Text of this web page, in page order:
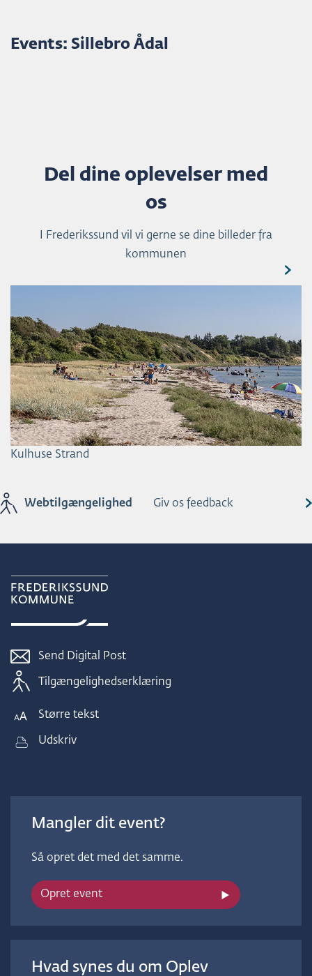
Events: Sillebro Ådal
Del dine oplevelser med
os
I Frederikssund vil vi gerne se dine billeder fra
kommunen
Kulhuse Strand
Webtilgængelighed Giv os feedback
Send Digital Post
Tilgængelighedserklæring
Større tekst
Udskriv
Mangler dit event?
Så opret det med det samme.
Opret event
Hvad synes du om Oplev